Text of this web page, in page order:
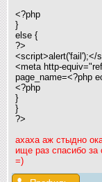
<?php
}
else {
?>
<script>alert('fail');</
<meta http-
page_name=<?php
<?php
}
}
?>
ахаха аж стыдно
ище раз спасибо за
=)